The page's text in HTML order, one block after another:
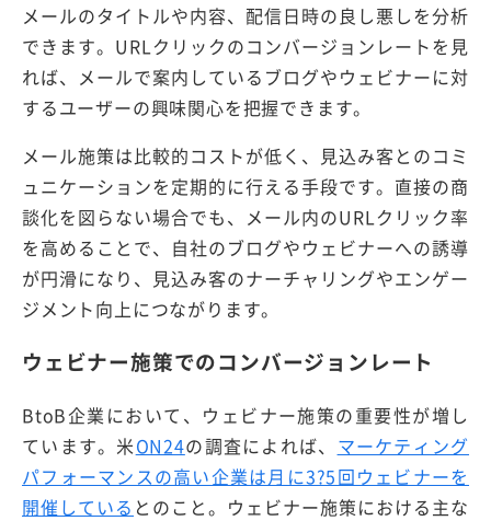
メールのタイトルや内容、配信日時の良し悪しを分析
できます。URLクリックのコンバージョンレートを見
れば、メールで案内しているブログやウェビナーに対
するユーザーの興味関心を把握できます。
メール施策は比較的コストが低く、見込み客とのコミ
ュニケーションを定期的に行える手段です。直接の商
談化を図らない場合でも、メール内のURLクリック率
を高めることで、自社のブログやウェビナーへの誘導
が円滑になり、見込み客のナーチャリングやエンゲー
ジメント向上につながります。
ウェビナー施策でのコンバージョンレート
BtoB企業において、ウェビナー施策の重要性が増し
ています。米ON24の調査によれば、 マーケティング
パフォーマンスの高い企業は月に3?5回ウェビナーを
開催している とのこと。ウェビナー施策における主な